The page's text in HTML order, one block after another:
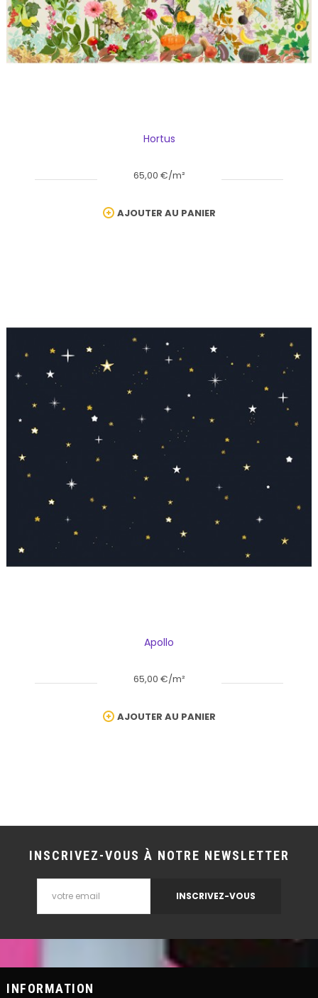
Hortus
65,00 €/m²
AJOUTER AU PANIER
Apollo
65,00 €/m²
AJOUTER AU PANIER
INSCRIVEZ-VOUS À NOTRE NEWSLETTER
INSCRIVEZ-VOUS
INFORMATION